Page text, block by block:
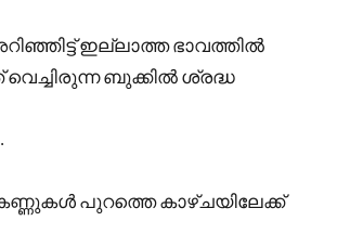
ഇല്ലാത്ത ഭാവത്തിൽ
ബുക്കിൽ ശ്രദ്ധ
കണ്ണുകൾ പുറത്തെ കാഴ്ചയിലേക്ക്